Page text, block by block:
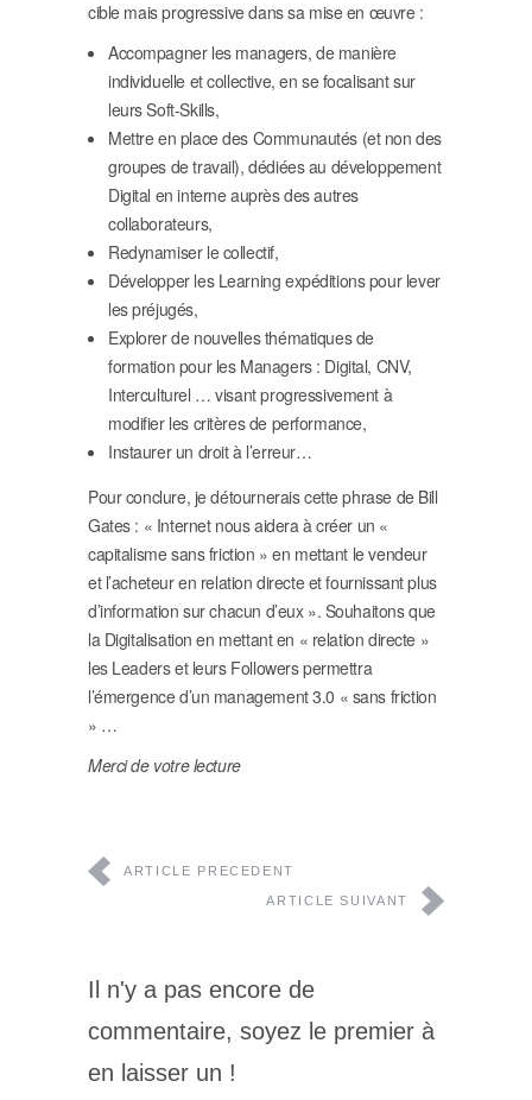
cible mais progressive dans sa mise en œuvre :
Accompagner les managers, de manière
individuelle et collective, en se focalisant sur
leurs Soft-Skills,
Mettre en place des Communautés (et non des
groupes de travail), dédiées au développement
Digital en interne auprès des autres
collaborateurs,
Redynamiser le collectif,
Développer les Learning expéditions pour lever
les préjugés,
Explorer de nouvelles thématiques de
formation pour les Managers : Digital, CNV,
Interculturel … visant progressivement à
modifier les critères de performance,
Instaurer un droit à l’erreur…
Pour conclure, je détournerais cette phrase de Bill
Gates : « Internet nous aidera à créer un «
capitalisme sans friction » en mettant le vendeur
et l’acheteur en relation directe et fournissant plus
d’information sur chacun d’eux ». Souhaitons que
la Digitalisation en mettant en « relation directe »
les Leaders et leurs Followers permettra
l’émergence d’un management 3.0 « sans friction
» …
Merci de votre lecture
ARTICLE PRECEDENT
ARTICLE SUIVANT
Il n'y a pas encore de
commentaire, soyez le premier à
en laisser un !